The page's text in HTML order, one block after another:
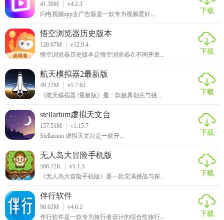
41.30M
v4.2.3
闪电视频app去广告版是一款专为视频爱好...
下载
悟空浏览器历史版本
128.07M
v12.9.4
悟空浏览器历史版本是悟空浏览器在不同开发...
下载
航天模拟器2最新版
49.22M
v1.2.63
《航天模拟器2最新版》是一款极具创意与挑...
下载
stellarium虚拟天文台
157.51M
v1.15.7
Stellarium 虚拟天文台是一款开...
下载
无人岛大冒险手机版
566.72K
v1.1.3
《无人岛大冒险手机版》是一款充满挑战与探...
下载
伴行软件
90.62M
v4.6.2
伴行软件是一款专为旅行者设计的综合性旅行...
下载